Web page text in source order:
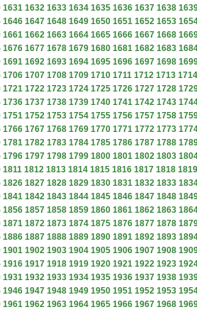
1631 1632 1633 1634 1635 1636 1637 1638
1646 1647 1648 1649 1650 1651 1652 1653
1661 1662 1663 1664 1665 1666 1667 1668
1676 1677 1678 1679 1680 1681 1682 1683
1691 1692 1693 1694 1695 1696 1697 1698
1706 1707 1708 1709 1710 1711 1712 1713 1714
1721 1722 1723 1724 1725 1726 1727 1728
1736 1737 1738 1739 1740 1741 1742 1743
1751 1752 1753 1754 1755 1756 1757 1758
1766 1767 1768 1769 1770 1771 1772 1773
1781 1782 1783 1784 1785 1786 1787 1788
1796 1797 1798 1799 1800 1801 1802 1803
1811 1812 1813 1814 1815 1816 1817 1818 1819
1826 1827 1828 1829 1830 1831 1832 1833
1841 1842 1843 1844 1845 1846 1847 1848
1856 1857 1858 1859 1860 1861 1862 1863
1871 1872 1873 1874 1875 1876 1877 1878
1886 1887 1888 1889 1890 1891 1892 1893
1901 1902 1903 1904 1905 1906 1907 1908
1916 1917 1918 1919 1920 1921 1922 1923
1931 1932 1933 1934 1935 1936 1937 1938
1946 1947 1948 1949 1950 1951 1952 1953
1961 1962 1963 1964 1965 1966 1967 1968